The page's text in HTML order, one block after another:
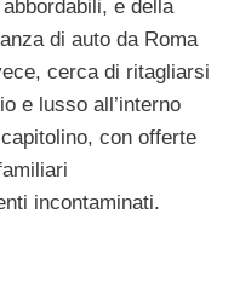
e della
di auto da Roma
cerca di ritagliarsi
e lusso all’interno
con offerte
incontaminati.